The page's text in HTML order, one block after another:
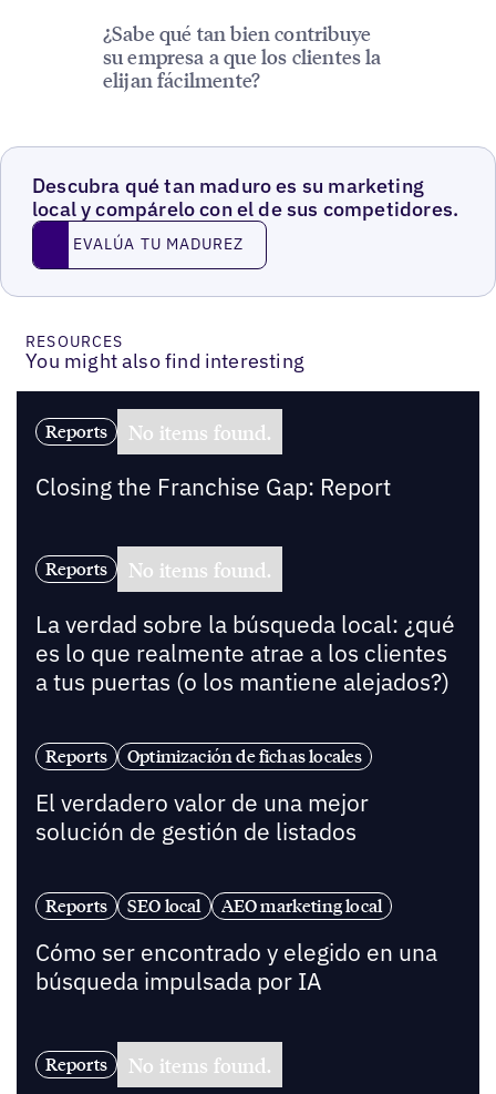
¿Sabe qué tan bien contribuye
su empresa a que los clientes la
elijan fácilmente?
Descubra qué tan maduro es su marketing
local y compárelo con el de sus competidores.
EVALÚA TU MADUREZ
EVALÚA TU MADUREZ
RESOURCES
You might also find interesting
Reports No items found.
Closing the Franchise Gap: Report
Reports No items found.
La verdad sobre la búsqueda local: ¿qué
es lo que realmente atrae a los clientes
a tus puertas (o los mantiene alejados?)
Reports Optimización de fichas locales
El verdadero valor de una mejor
solución de gestión de listados
Reports SEO local AEO marketing local
Cómo ser encontrado y elegido en una
búsqueda impulsada por IA
Reports No items found.